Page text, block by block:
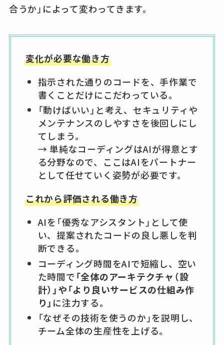
合うか」によって変わってきます。
変化が必要な働き方
指示された通りのコードを、手作業で
書くことだけにこだわっている。
「動けばいい」と考え、セキュリティや
メンテナンスのしやすさを後回しにし
てしまう。
→ 単純なコーディングはAIが得意とす
る分野なので、ここはAIをパートナー
として任せていく姿勢が必要です。
これから評価される働き方
AIを「優秀なアシスタント」として使
い、提案されたコードの良し悪しを判
断できる。
コーディング時間をAIで短縮し、空い
た時間で「全体のアーキテクチャ（設
計）」や「より良いサービスの仕組み作
り」 に注力する。
「なぜその技術を使うのか」を説明し、
チーム全体の生産性を上げる。